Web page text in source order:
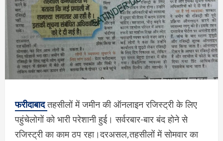
फरीदाबादतहसीलों में जमीन की ऑनलाइन रजिस्ट्री के लिए
पहुंचेलोगों को भारी परेशानी हुई। सर्वरबार-बार बंद होने से
रजिस्ट्री का काम ठप रहा।दरअसल,तहसीलों में सोमवार का